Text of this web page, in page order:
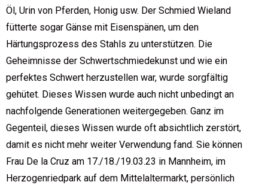
Öl, Urin von Pferden, Honig usw. Der Schmied Wieland
fütterte sogar Gänse mit Eisenspänen, um den
Härtungsprozess des Stahls zu unterstützen. Die
Geheimnisse der Schwertschmiedekunst und wie ein
perfektes Schwert herzustellen war, wurde sorgfältig
gehütet. Dieses Wissen wurde auch nicht unbedingt an
nachfolgende Generationen weitergegeben. Ganz im
Gegenteil, dieses Wissen wurde oft absichtlich zerstört,
damit es nicht mehr weiter Verwendung fand. Sie können
Frau De la Cruz am 17./18./19.03.23 in Mannheim, im
Herzogenriedpark auf dem Mittelaltermarkt, persönlich